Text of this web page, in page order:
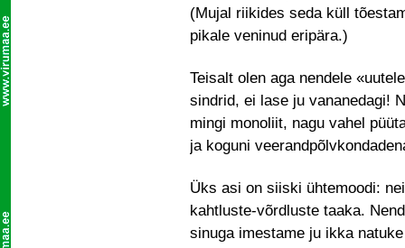
(Mujal riikides seda küll
pikale veninud eripära.)
Teisalt olen aga nendele
sindrid, ei lase ju vananedagi!
mingi monoliit, nagu vahel
ja koguni
Üks asi on siiski ühtemoodi:
kahtluste-võrdluste taaka.
sinuga imestame ju ikka